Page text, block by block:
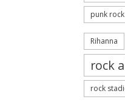
punk rock
Rihanna
rock
rock